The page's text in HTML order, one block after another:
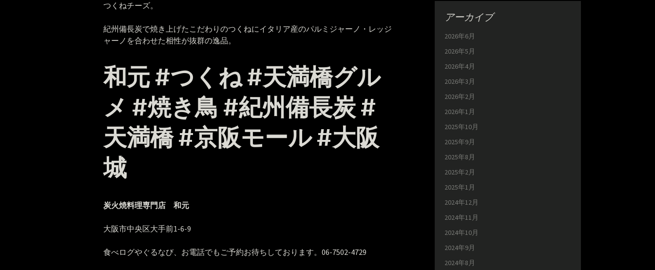
つくねチーズ。
紀州備長炭で焼き上げたこだわりのつくねにイタリア産のパルミジャーノ・レッジ
ャーノを合わせた相性が抜群の逸品。
和元 #つくね #天満橋グル
メ #焼き鳥 #紀州備長炭 #
天満橋 #京阪モール #大阪
城
炭火焼料理専門店 和元
大阪市中央区大手前1-6-9
食べログやぐるなび、お電話でもご予約お待ちしております。06-7502-4729
アーカイブ
2026年6月
2026年5月
2026年4月
2026年3月
2026年2月
2026年1月
2025年10月
2025年9月
2025年8月
2025年2月
2025年1月
2024年12月
2024年11月
2024年10月
2024年9月
2024年8月